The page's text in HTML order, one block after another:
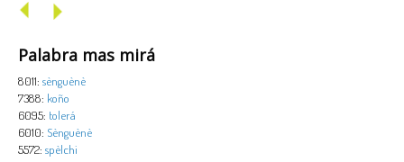
Palabra mas mirá
8011: sènguènè
7388: koño
6095: tolerá
6010: Sènguènè
5572: spèlchi